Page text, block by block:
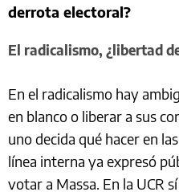
derrota electoral?
El radicalismo, ¿libertad
En el radicalismo hay
en blanco o liberar a sus
uno decida qué hacer en
línea interna ya expresó
votar a Massa. En la UCR